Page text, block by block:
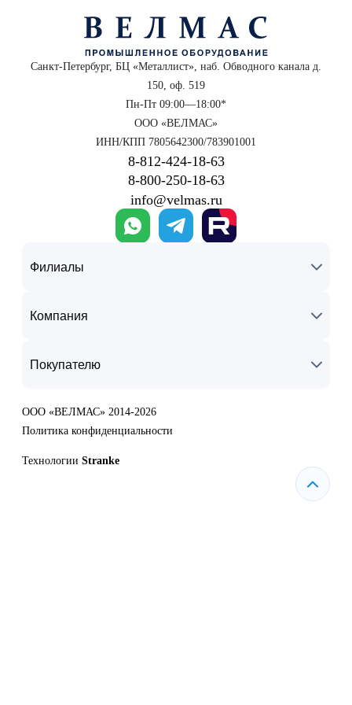
Санкт-Петербург, БЦ «Металлист», наб. Обводного канала д.
150, оф. 519
Пн-Пт 09:00—18:00*
ООО «ВЕЛМАС»
ИНН/КПП 7805642300/783901001
8‑812‑424‑18‑63
8‑800‑250‑18‑63
info@velmas.ru
Филиалы
Компания
Покупателю
ООО «ВЕЛМАС» 2014-2026
Политика конфиденциальности
Технологии Stranke